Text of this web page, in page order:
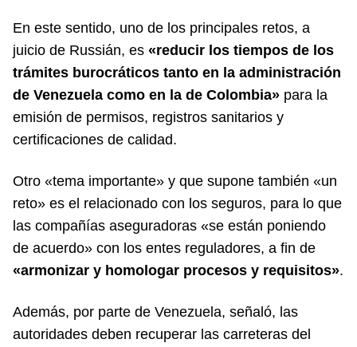
En este sentido, uno de los principales retos, a
juicio de Russián, es «reducir los tiempos de los
trámites burocráticos tanto en la administración
de Venezuela como en la de Colombia» para la
emisión de permisos, registros sanitarios y
certificaciones de calidad.
Otro «tema importante» y que supone también «un
reto» es el relacionado con los seguros, para lo que
las compañías aseguradoras «se están poniendo
de acuerdo» con los entes reguladores, a fin de
«armonizar y homologar procesos y requisitos».
Además, por parte de Venezuela, señaló, las
autoridades deben recuperar las carreteras del